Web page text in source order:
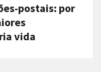
postais: por
vida